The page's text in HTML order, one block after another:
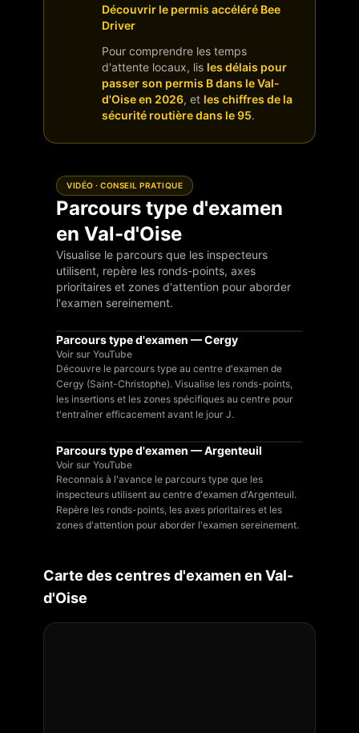
Découvrir le permis accéléré Bee
Driver
Pour comprendre les temps
d'attente locaux, lis les délais pour
passer son permis B dans le Val-
d'Oise en 2026, et les chiffres de la
sécurité routière dans le 95.
VIDÉO · CONSEIL PRATIQUE
Parcours type d'examen
en Val-d'Oise
Visualise le parcours que les inspecteurs
utilisent, repère les ronds-points, axes
prioritaires et zones d'attention pour aborder
l'examen sereinement.
Parcours type d'examen — Cergy
Voir sur YouTube
Découvre le parcours type au centre d'examen de
Cergy (Saint-Christophe). Visualise les ronds-points,
les insertions et les zones spécifiques au centre pour
t'entraîner efficacement avant le jour J.
Parcours type d'examen — Argenteuil
Voir sur YouTube
Reconnais à l'avance le parcours type que les
inspecteurs utilisent au centre d'examen d'Argenteuil.
Repère les ronds-points, les axes prioritaires et les
zones d'attention pour aborder l'examen sereinement.
Carte des centres d'examen enVal-
d'Oise